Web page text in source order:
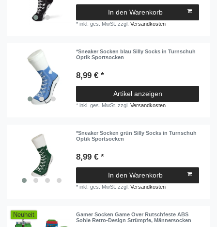
In den Warenkorb
*inkl. ges. MwSt. zzgl.Versandkosten
*Sneaker Socken blau Silly Socks in Turnschuh
Optik Sportsocken
8,99 € *
Artikel anzeigen
*inkl. ges. MwSt. zzgl.Versandkosten
*Sneaker Socken grün Silly Socks in Turnschuh
Optik Sportsocken
8,99 € *
In den Warenkorb
*inkl. ges. MwSt. zzgl.Versandkosten
Neuheit
Gamer Socken Game Over Rutschfeste ABS
Sohle Retro-Design Strümpfe, Männersocken